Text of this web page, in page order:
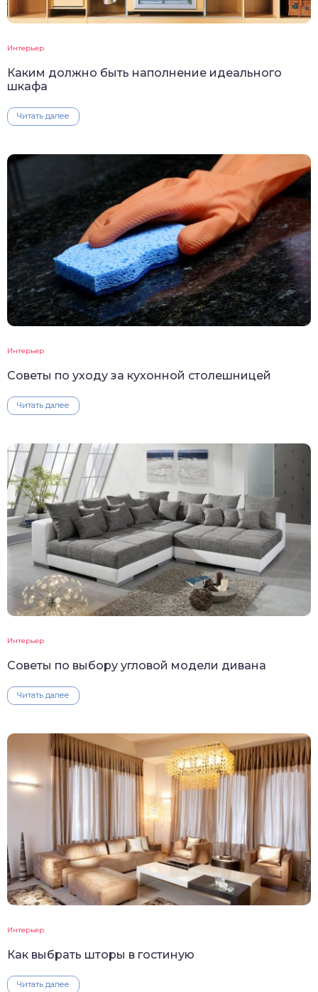
Интерьер
Каким должно быть наполнение идеального
шкафа
Читать далее
Интерьер
Советы по уходу за кухонной столешницей
Читать далее
Интерьер
Советы по выбору угловой модели дивана
Читать далее
Интерьер
Как выбрать шторы в гостиную
Читать далее